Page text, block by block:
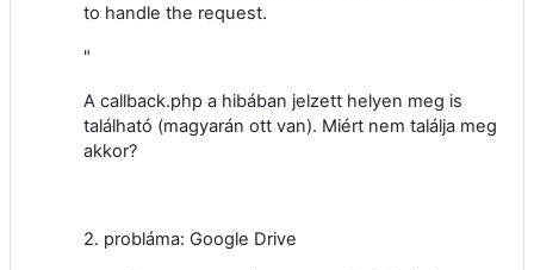
to handle the request.
"
A callback.php a hibában jelzett helyen meg is
található (magyarán ott van). Miért nem találja meg
akkor?
2. probláma: Google Drive